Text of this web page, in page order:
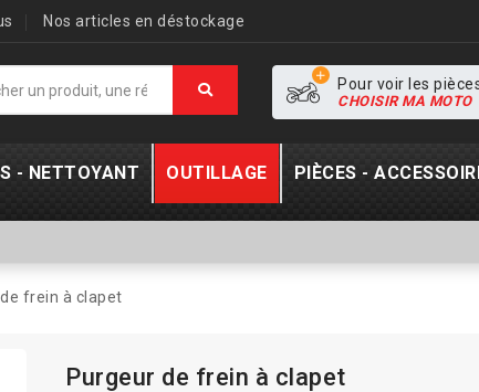
Nos articles en déstockage
Pour voir les
CHOISIR MA MOTO
- NETTOYANT OUTILLAGE PIÈCES -
frein à clapet
Purgeur de frein à clapet